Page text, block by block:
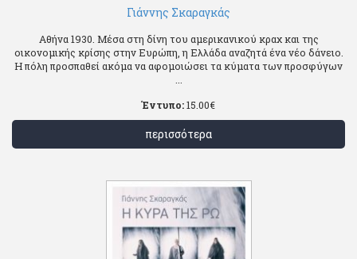
Γιάννης Σκαραγκάς
Αθήνα 1930. Μέσα στη δίνη του αμερικανικού κραχ και της
οικονομικής κρίσης στην Ευρώπη, η Ελλάδα αναζητά ένα νέο δάνειο.
Η πόλη προσπαθεί ακόμα να αφομοιώσει τα κύματα των προσφύγων
Έντυπο:15.00€
περισσότερα